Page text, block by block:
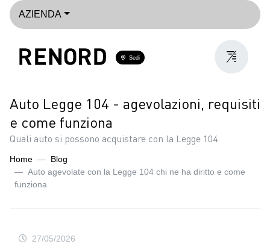
AZIENDA
Sedi
Auto Legge 104 - agevolazioni, requisiti
e come funziona
Quali auto si possono acquistare con la Legge 104
Home
Blog
Auto agevolate con la Legge 104 chi ne ha diritto e come
funziona
27/05/2026